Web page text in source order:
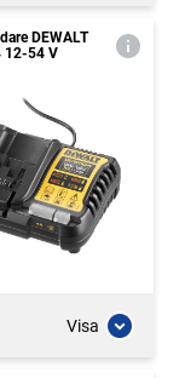
DEWALT
12-54 V
Visa